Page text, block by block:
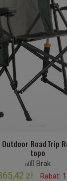
Outdoor RoadTrip
topo
Brak
zł Rabat: